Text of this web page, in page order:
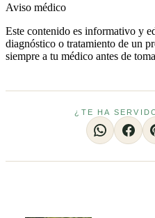
Aviso médico
Este contenido es informativo y
diagnóstico o tratamiento de un
siempre a tu médico antes de
¿TE HA